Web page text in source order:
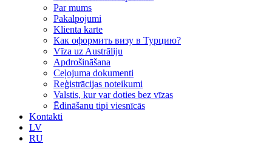
Par mums
Рakalpojumi
Klienta karte
Как оформить визу в Турцию?
Vīza uz Austrāliju
Apdrošināšana
Ceļojuma dokumenti
Reģistrācijas noteikumi
Valstis, kur var doties bez vīzas
Ēdināšanu tipi viesnīcās
Kontakti
LV
RU